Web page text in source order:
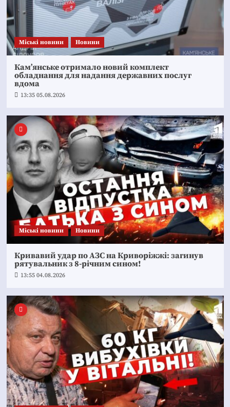
Mіські новини Новини
Кам’янське отримало новий комплект
обладнання для надання державних послуг
вдома
13:35 05.08.2026
Mіські новини Новини
Кривавий удар по АЗС на Криворіжжі: загинув
рятувальник з 8-річним сином!
13:55 04.08.2026